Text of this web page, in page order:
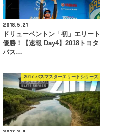
2018.5.21
ドリューベントン「初」エリート
優勝！【速報 Day4】2018トヨタ
バス…
2017 バスマスターエリートシリーズ